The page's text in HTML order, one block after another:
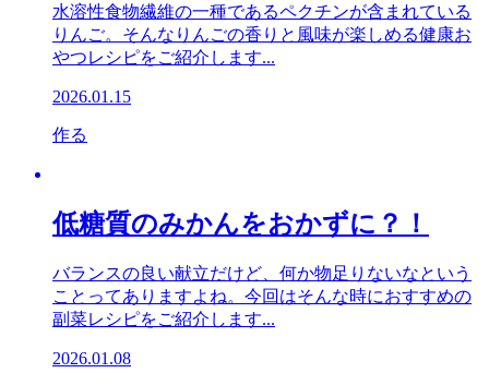
水溶性食物繊維の一種であるペクチンが含まれている
りんご。そんなりんごの香りと風味が楽しめる健康お
やつレシピをご紹介します...
2026.01.15
作る
低糖質のみかんをおかずに？！
バランスの良い献立だけど、何か物足りないなという
ことってありますよね。今回はそんな時におすすめの
副菜レシピをご紹介します...
2026.01.08